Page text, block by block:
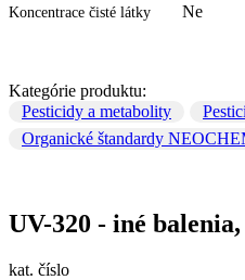
Koncentrace čisté látky Ne
Kategórie produktu:
Pesticidy a metabolity
Organické štandardy
UV-320 - iné
kat. číslo